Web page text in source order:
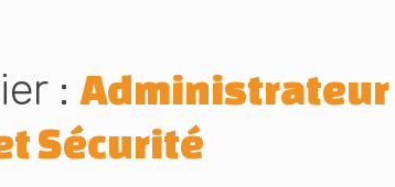
:Administrateur
Sécurité